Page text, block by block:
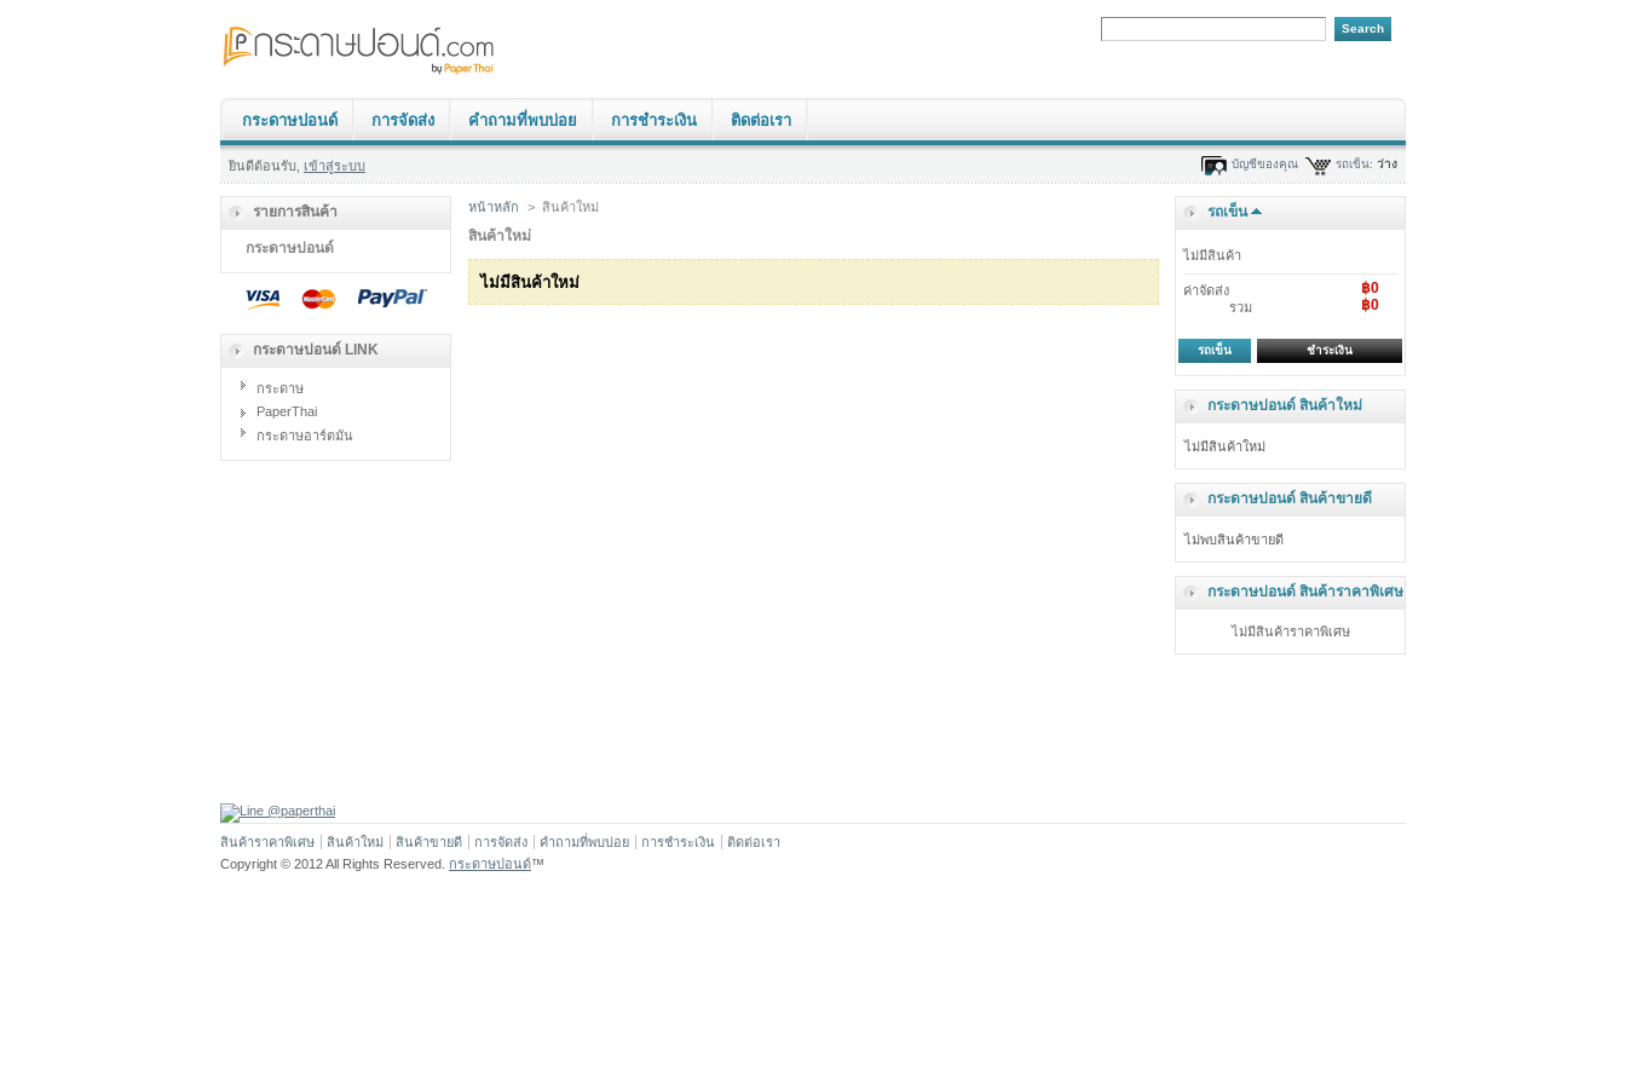
กระดาษปอนด์ การจัดส่ง คำถามที่พบบ่อย การชำระเงิน ติดต่อเรา
ยินดีต้อนรับ, เข้าสู่ระบบ รถเข็น: ว่าง
บัญชีของคุณ
รายการสินค้า
กระดาษปอนด์
กระดาษปอนด์ LINK
กระดาษ
PaperThai
กระดาษอาร์ตมัน
หน้าหลัก > สินค้าใหม่
สินค้าใหม่
ไม่มีสินค้าใหม่
รถเข็น
ไม่มีสินค้า
ค่าจัดส่ง ฿0
รวม ฿0
รถเข็น ชำระเงิน
กระดาษปอนด์ สินค้าใหม่
ไม่มีสินค้าใหม่
กระดาษปอนด์ สินค้าขายดี
ไม่พบสินค้าขายดี
กระดาษปอนด์ สินค้าราคาพิเศษ
ไม่มีสินค้าราคาพิเศษ
สินค้าราคาพิเศษ สินค้าใหม่ สินค้าขายดี การจัดส่ง คำถามที่พบบ่อย การชำระเงิน
ติดต่อเรา
Copyright © 2012 All Rights Reserved. กระดาษปอนด์™